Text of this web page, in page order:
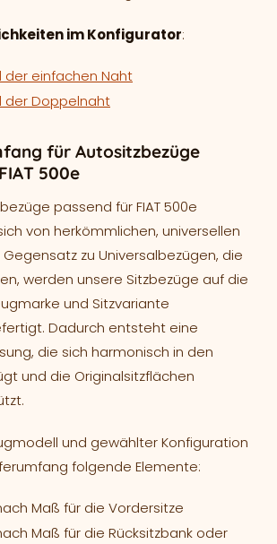
im Konfigurator:
der einfachen Naht
der Doppelnaht
für Autositzbezüge
500e
passend für FIAT 500e
von herkömmlichen, universellen
Gegensatz zu Universalbezügen, die
werden unsere Sitzbezüge auf die
und Sitzvariante
Dadurch entsteht eine
die sich harmonisch in den
und die Originalsitzflächen
und gewählter Konfiguration
folgende Elemente:
Maß für die Vordersitze
Maß für die Rücksitzbank oder